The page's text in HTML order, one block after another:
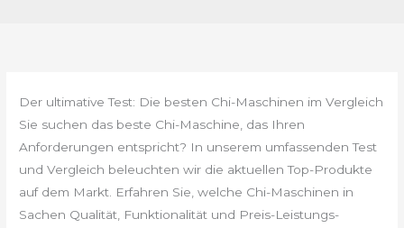
Der ultimative Test: Die besten Chi-Maschinen im Vergleich
Sie suchen das beste Chi-Maschine, das Ihren
Anforderungen entspricht? In unserem umfassenden Test
und Vergleich beleuchten wir die aktuellen Top-Produkte
auf dem Markt. Erfahren Sie, welche Chi-Maschinen in
Sachen Qualität, Funktionalität und Preis-Leistungs-